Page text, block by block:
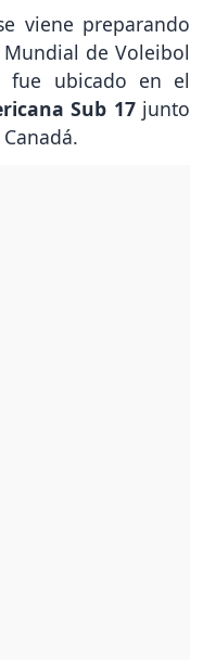
viene preparando
de Voleibol
fue ubicado en el
Sub 17junto